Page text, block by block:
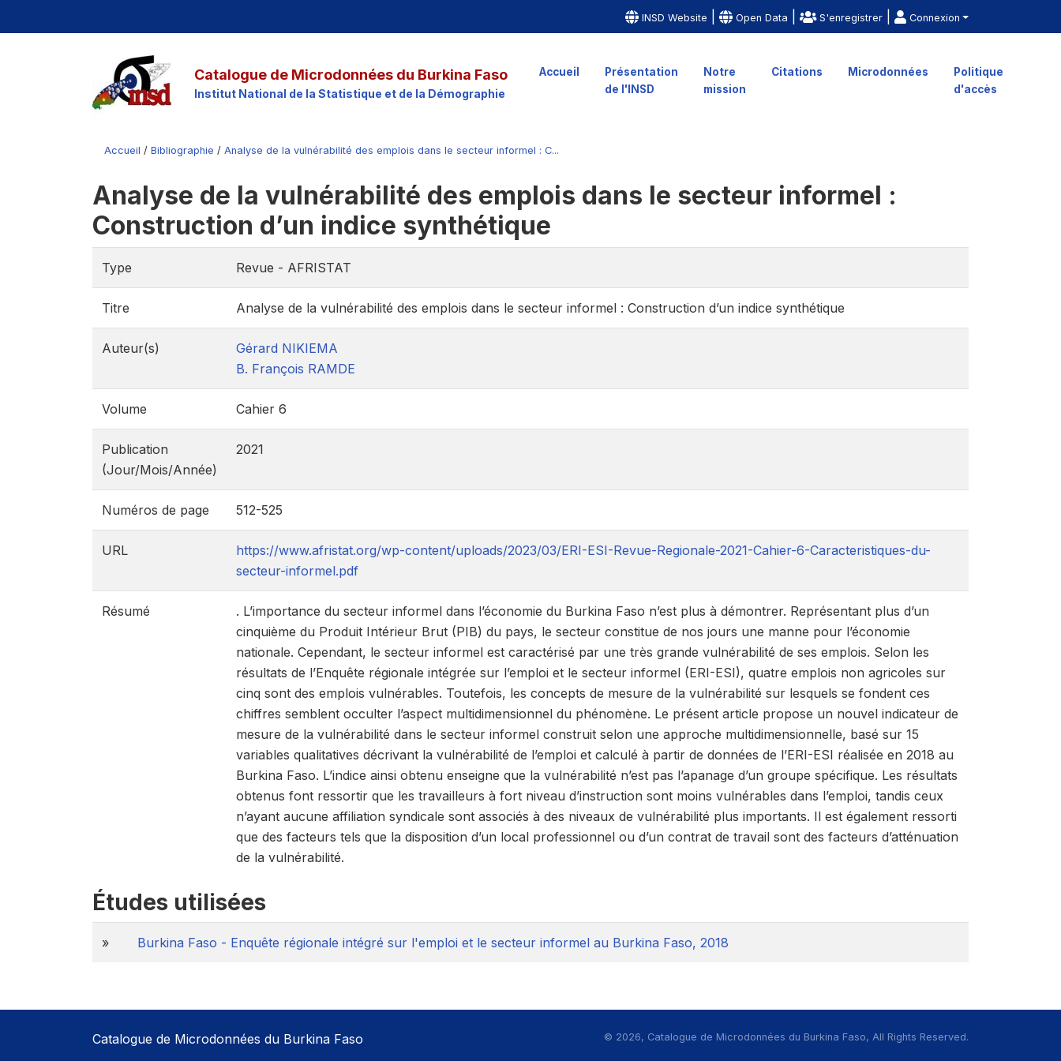
INSD Website | Open Data | S'enregistrer | Connexion
Catalogue de Microdonnées du Burkina Faso
Institut National de la Statistique et de la Démographie
Accueil
Présentation
de l'INSD
Notre
mission
Citations Microdonnées
Politique
d'accès
Accueil / Bibliographie / Analyse de la vulnérabilité des emplois dans le secteur informel : C...
Analyse de la vulnérabilité des emplois dans le secteur informel :
Construction d’un indice synthétique
Type Revue - AFRISTAT
Titre Analyse de la vulnérabilité des emplois dans le secteur informel : Construction d’un indice synthétique
Auteur(s)
Gérard NIKIEMA
B. François RAMDE
Volume Cahier 6
Publication
(Jour/Mois/Année)
2021
Numéros de page 512-525
URL
https://www.afristat.org/wp-content/uploads/2023/03/ERI-ESI-Revue-Regionale-2021-Cahier-6-Caracteris​tiques-du-
secteur-informel.pdf
Résumé
. L’importance du secteur informel dans l’économie du Burkina Faso n’est plus à démontrer. Représentant plus d’un
cinquième du Produit Intérieur Brut (PIB) du pays, le secteur constitue de nos jours une manne pour l’économie
nationale. Cependant, le secteur informel est caractérisé par une très grande vulnérabilité de ses emplois. Selon les
résultats de l’Enquête régionale intégrée sur l’emploi et le secteur informel (ERI-ESI), quatre emplois non agricoles sur
cinq sont des emplois vulnérables. Toutefois, les concepts de mesure de la vulnérabilité sur lesquels se fondent ces
chiffres semblent occulter l’aspect multidimensionnel du phénomène. Le présent article propose un nouvel indicateur de
mesure de la vulnérabilité dans le secteur informel construit selon une approche multidimensionnelle, basé sur 15
variables qualitatives décrivant la vulnérabilité de l’emploi et calculé à partir de données de l’ERI-ESI réalisée en 2018 au
Burkina Faso. L’indice ainsi obtenu enseigne que la vulnérabilité n’est pas l’apanage d’un groupe spécifique. Les résultats
obtenus font ressortir que les travailleurs à fort niveau d’instruction sont moins vulnérables dans l’emploi, tandis ceux
n’ayant aucune affiliation syndicale sont associés à des niveaux de vulnérabilité plus importants. Il est également ressorti
que des facteurs tels que la disposition d’un local professionnel ou d’un contrat de travail sont des facteurs d’atténuation
de la vulnérabilité.
Études utilisées
» Burkina Faso - Enquête régionale intégré sur l'emploi et le secteur informel au Burkina Faso, 2018
Catalogue de Microdonnées du Burkina Faso © 2026, Catalogue de Microdonnées du Burkina Faso, All Rights Reserved.